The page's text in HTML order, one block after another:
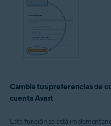
Cambia tus preferencias de
cuenta Avast
Esta función se está